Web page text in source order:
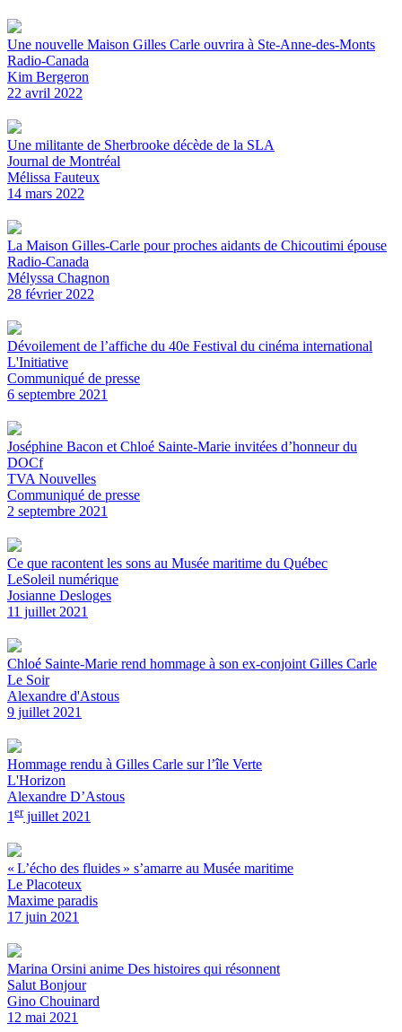
Une nouvelle Maison Gilles Carle ouvrira à Ste-Anne-des-Monts
Radio-Canada
Kim Bergeron
22 avril 2022
Une militante de Sherbrooke décède de la SLA
Journal de Montréal
Mélissa Fauteux
14 mars 2022
La Maison Gilles-Carle pour proches aidants de Chicoutimi épouse
Radio-Canada
Mélyssa Chagnon
28 février 2022
Dévoilement de l’affiche du 40e Festival du cinéma international
L'Initiative
Communiqué de presse
6 septembre 2021
Joséphine Bacon et Chloé Sainte-Marie invitées d’honneur du
DOCf
TVA Nouvelles
Communiqué de presse
2 septembre 2021
Ce que racontent les sons au Musée maritime du Québec
LeSoleil numérique
Josianne Desloges
11 juillet 2021
Chloé Sainte-Marie rend hommage à son ex-conjoint Gilles Carle
Le Soir
Alexandre d'Astous
9 juillet 2021
Hommage rendu à Gilles Carle sur l’île Verte
L'Horizon
Alexandre D’Astous
1 erjuillet 2021
« L’écho des fluides » s’amarre au Musée maritime
Le Placoteux
Maxime paradis
17 juin 2021
Marina Orsini anime Des histoires qui résonnent
Salut Bonjour
Gino Chouinard
12 mai 2021